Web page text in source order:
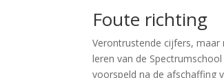
Foute richting
Verontrustende cijfers,
leren van de
voorspeld na de afschaffing